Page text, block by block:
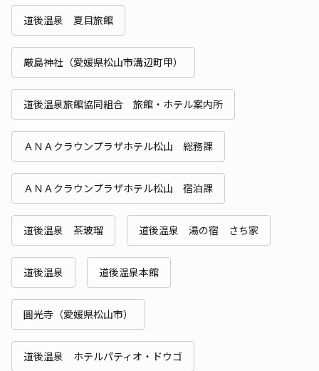
道後温泉 夏目旅館
厳島神社（愛媛県松山市溝辺町甲）
道後温泉旅館協同組合 旅館・ホテル案内所
ＡＮＡクラウンプラザホテル松山 総務課
ＡＮＡクラウンプラザホテル松山 宿泊課
道後温泉 茶玻瑠 道後温泉 湯の宿 さち家
道後温泉 道後温泉本館
圓光寺（愛媛県松山市）
道後温泉 ホテルパティオ・ドウゴ